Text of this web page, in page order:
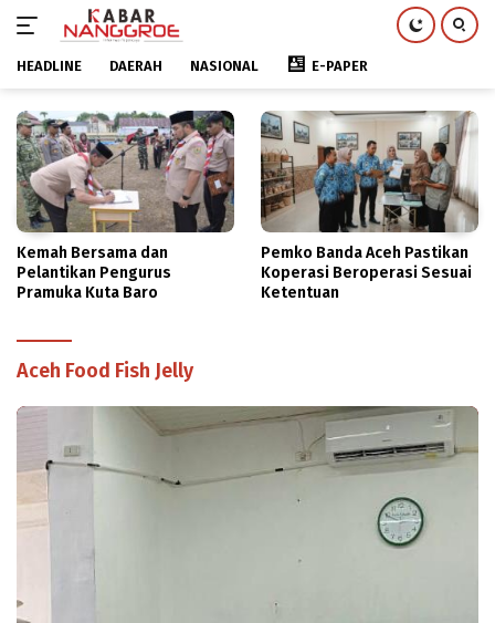
konten
HEADLINE DAERAH NASIONAL E-PAPER
Kemah Bersama dan
Pelantikan Pengurus
Pramuka Kuta Baro
Pemko Banda Aceh Pastikan
Koperasi Beroperasi Sesuai
Ketentuan
Aceh Food Fish Jelly